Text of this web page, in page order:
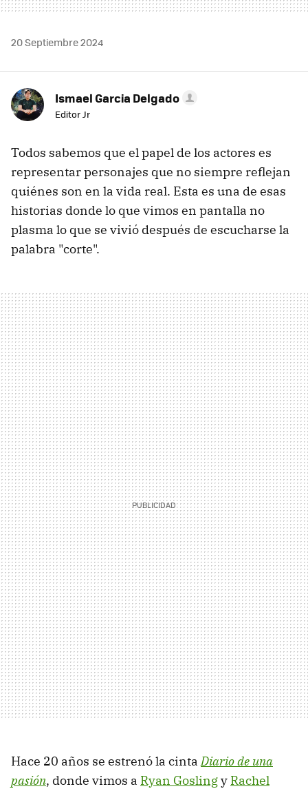
20 Septiembre 2024
Ismael Garcia Delgado
Editor Jr
Todos sabemos que el papel de los actores es
representar personajes que no siempre reflejan
quiénes son en la vida real. Esta es una de esas
historias donde lo que vimos en pantalla no
plasma lo que se vivió después de escucharse la
palabra "corte".
Hace 20 años se estrenó la cintaDiario de una
pasión, donde vimos a Ryan Goslingy Rachel